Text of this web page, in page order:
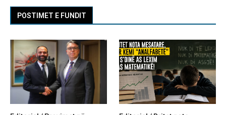
POSTIMET E FUNDIT